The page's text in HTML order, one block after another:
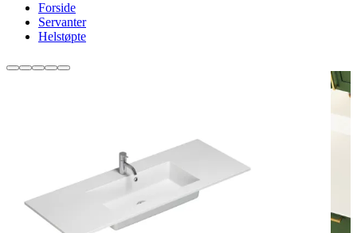
Forside
Servanter
Helstøpte